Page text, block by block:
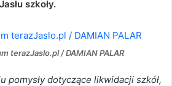
szkoły.
terazJaslo.pl / DAMIAN PALAR
pomysły dotyczące likwidacji szkół,